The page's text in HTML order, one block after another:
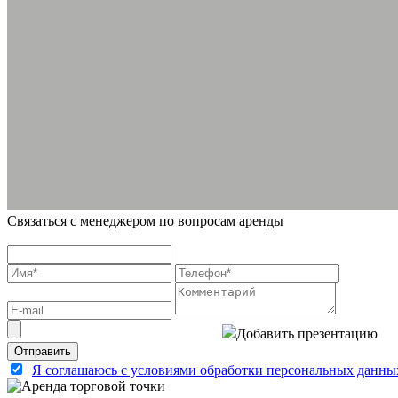
Связаться с менеджером по вопросам аренды
Добавить презентацию
Я соглашаюсь с условиями обработки персональных